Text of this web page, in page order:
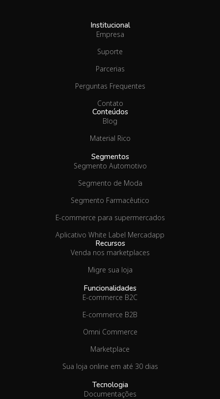
Institucional
Empresa
Suporte
Parcerias
Perguntas Frequentes
Contato
Conteúdos
Blog
Material Rico
Segmentos
Segmento Automotivo
Segmento de Moda
Segmento Farmacêutico
E-commerce para supermercados
Aplicativo White Label Mercadapp
Recursos
Venda nos marketplaces
Migre sua loja
Funcionalidades
E-commerce B2C
E-commerce B2B
Omni Commerce
Marketplace
Sua loja online em até 30 dias
Tecnologia
Documentações